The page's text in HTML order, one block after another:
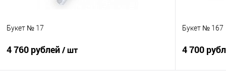
Букет № 17
4 760 рублей/ шт
Букет № 167
4 700